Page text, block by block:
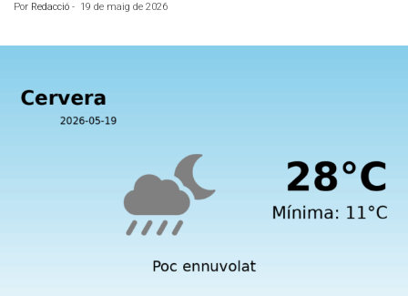
Por Redacció - 19 de maig de 2026